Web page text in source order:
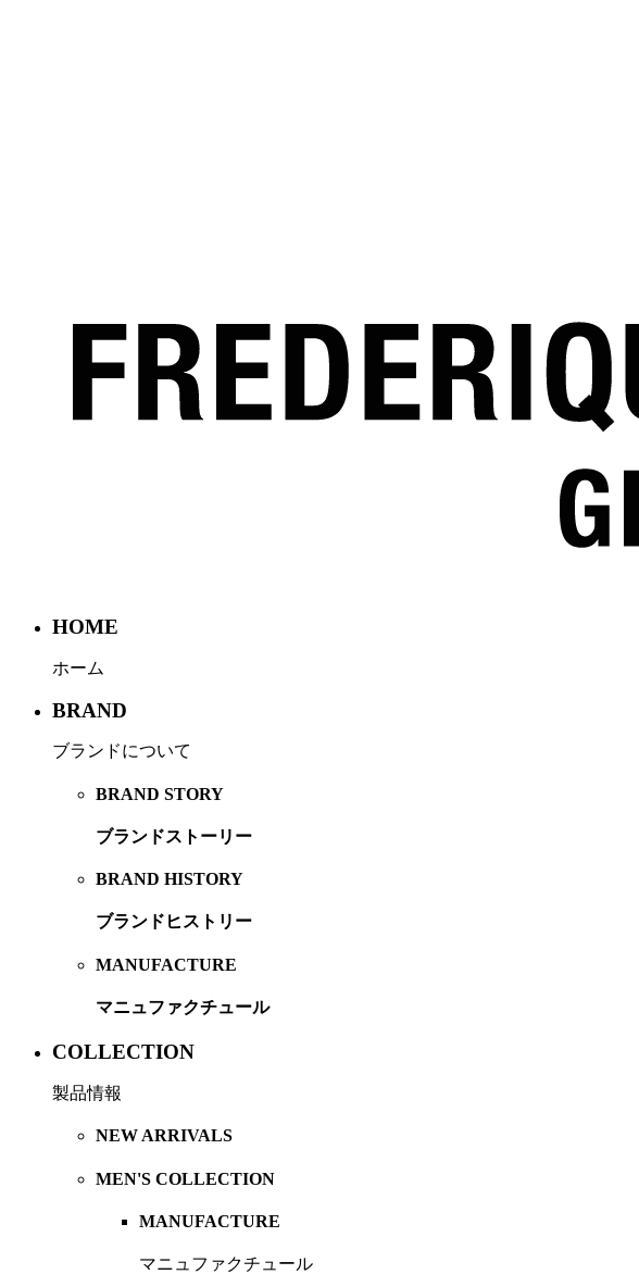
HOME
ホーム
BRAND
ブランドについて
BRAND STORY
ブランドストーリー
BRAND HISTORY
ブランドヒストリー
MANUFACTURE
マニュファクチュール
COLLECTION
製品情報
NEW ARRIVALS
MEN'S COLLECTION
MANUFACTURE
マニュファクチュール